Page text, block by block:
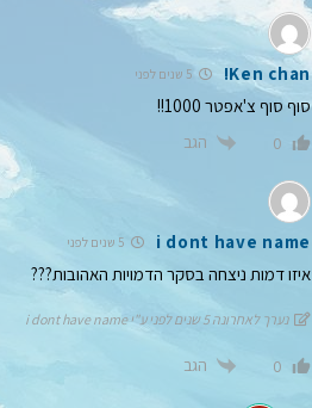
Ken chan! 5 שנים לפני
סוף סוף צ'אפטר 1000!!
0 הגב
i dont have name 5 שנים לפני
איזו דמות ניצחה בסקר הדמויות האהובות???
נערך לאחרונה 5 שנים לפני ע"י i dont have name
0 הגב